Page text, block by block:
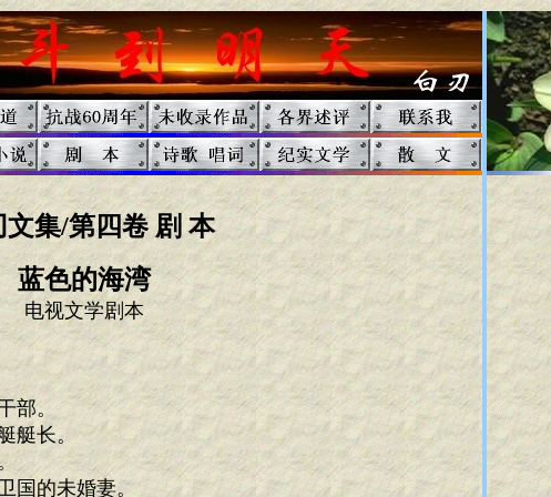
文集/第四卷 剧 本
蓝色的海湾
电视文学剧本
部。
艇长。
国的未婚妻。